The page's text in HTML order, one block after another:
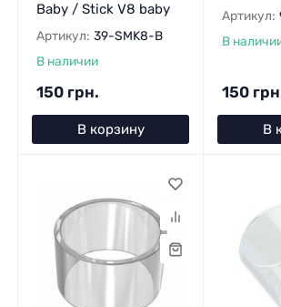
Baby / Stick V8 baby
Артикул: 39-SMK8-B
В наличии
150 грн.
В корзину
Артикул:
В
150
В